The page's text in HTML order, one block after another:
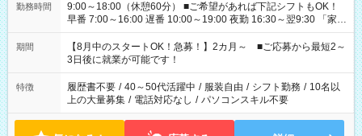
勤務時間
9:00～18:00（休憩60分） ■ご希望があれば下記シフトもOK！
早番 7:00～16:00 遅番 10:00～19:00 夜勤 16:30～翌9:30 「家族
と休みを合わせたい」 「余裕を持って夕飯の準備がしたい」
「できれば残業はしたくない」 など、ご希望を教えてください
ね。 ※Wワーク希望の方へ 今ご覧のお仕事で希望する勤務時間
と、もう1つのお仕事の勤務時間。 合計で週40時間を超える場
合は応募できません。
期間
【8月中のスタートOK！急募！】2カ月～ ■ご応募から最短2～
3日後に就業が可能です！
特徴 履歴書不要 / 40～50代活躍中 / 服装自由 / シフト勤務 / 10名以
上の大量募集 / 電話対応なし / パソコンスキル不要